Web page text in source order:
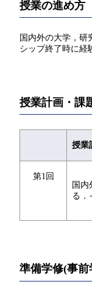
授業の進め方
国内外の大学，
シップ終了時に経
授業計画・課
授業
第1回
国内
る．
準備学修(事